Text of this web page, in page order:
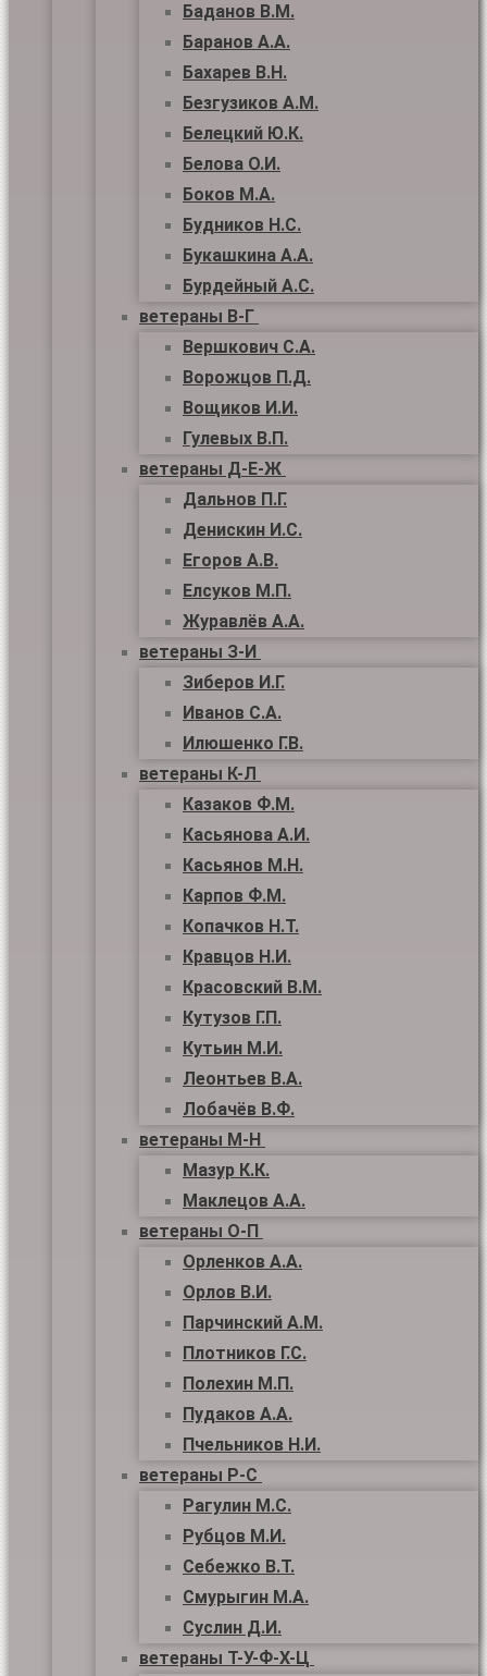
Баданов В.М.
Баранов А.А.
Бахарев В.Н.
Безгузиков А.М.
Белецкий Ю.К.
Белова О.И.
Боков М.А.
Будников Н.С.
Букашкина А.А.
Бурдейный А.С.
ветераны В-Г
Вершкович С.А.
Ворожцов П.Д.
Вощиков И.И.
Гулевых В.П.
ветераны Д-Е-Ж
Дальнов П.Г.
Денискин И.С.
Егоров А.В.
Елсуков М.П.
Журавлёв А.А.
ветераны З-И
Зиберов И.Г.
Иванов С.А.
Илюшенко Г.В.
ветераны К-Л
Казаков Ф.М.
Касьянова А.И.
Касьянов М.Н.
Карпов Ф.М.
Копачков Н.Т.
Кравцов Н.И.
Красовский В.М.
Кутузов Г.П.
Кутьин М.И.
Леонтьев В.А.
Лобачёв В.Ф.
ветераны М-Н
Мазур К.К.
Маклецов А.А.
ветераны О-П
Орленков А.А.
Орлов В.И.
Парчинский А.М.
Плотников Г.С.
Полехин М.П.
Пудаков А.А.
Пчельников Н.И.
ветераны Р-С
Рагулин М.С.
Рубцов М.И.
Себежко В.Т.
Смурыгин М.А.
Суслин Д.И.
ветераны Т-У-Ф-Х-Ц